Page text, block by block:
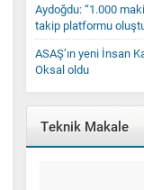
Aydoğdu: “1.000
takip platformu
ASAŞ’ın yeni İnsan
Oksal oldu
Teknik Makale